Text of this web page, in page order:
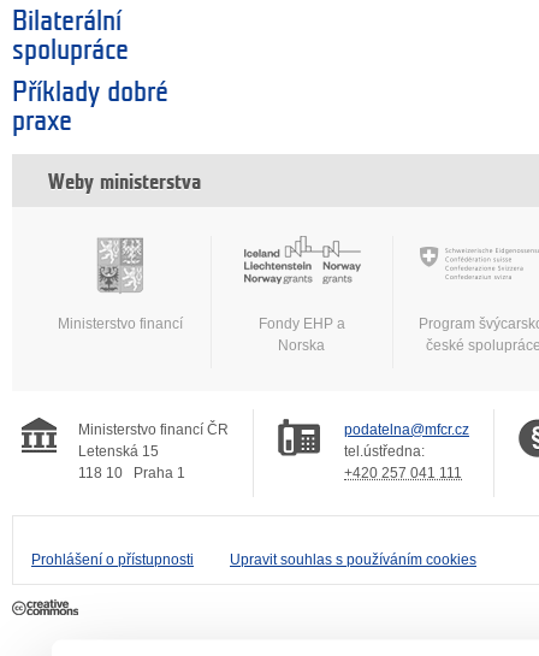
Bilaterální
spolupráce
Příklady dobré
praxe
Weby ministerstva
Ministerstvo financí
Fondy EHP a
Norska
Program
české
Ministerstvo financí ČR
Letenská 15
118 10
Praha 1
podatelna@mfcr.cz
tel.ústředna:
+420 257 041 111
Prohlášení o přístupnosti Upravit souhlas s používáním cookies